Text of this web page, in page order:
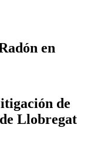
en
de
Llobregat